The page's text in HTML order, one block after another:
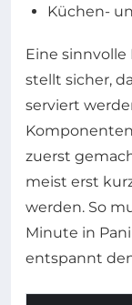
Küchen-
Eine
stellt sicher,
serviert
zuerst
meist erst
werden. So
Minute in
entspannt